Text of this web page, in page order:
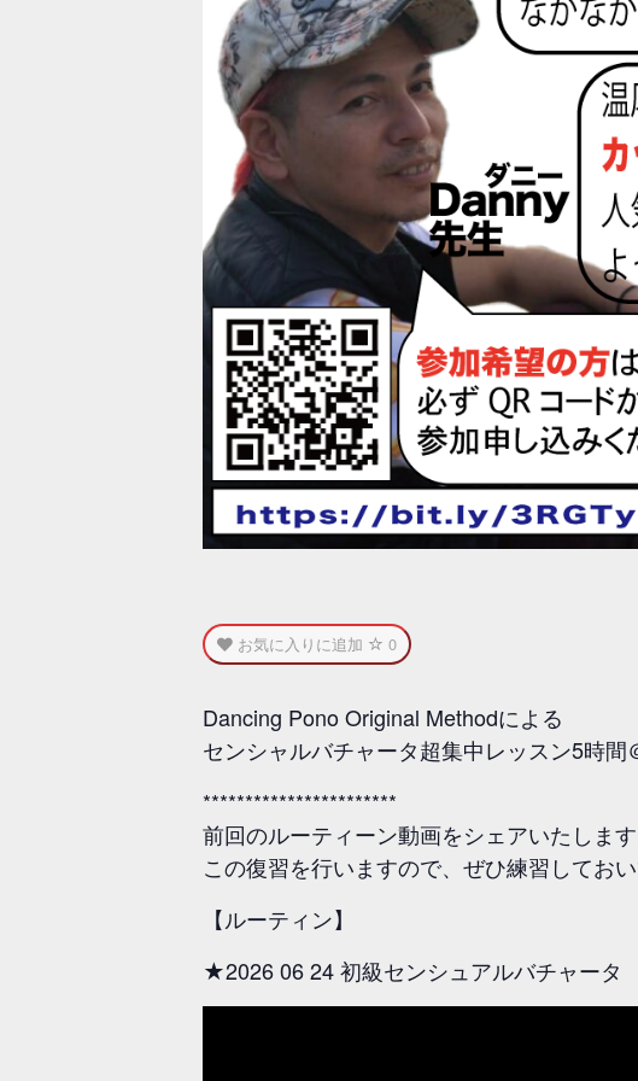
お気に入りに追加 0
Dancing Pono Original Methodによる
センシャルバチャータ超集中レッスン5時
***********************
前回のルーティーン動画をシェアいたします
この復習を行いますので、ぜひ練習しておい
【ルーティン】
★2026 06 24 初級センシュアルバチャー